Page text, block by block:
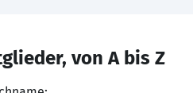
von A bis Z